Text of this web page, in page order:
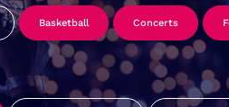
Basketball Concerts